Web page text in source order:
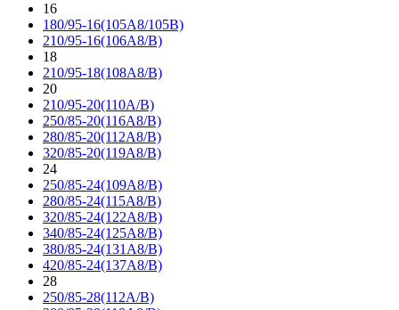
16
180/95-16(105A8/105B)
210/95-16(106A8/B)
18
210/95-18(108A8/B)
20
210/95-20(110A/B)
250/85-20(116A8/B)
280/85-20(112A8/B)
320/85-20(119A8/B)
24
250/85-24(109A8/B)
280/85-24(115A8/B)
320/85-24(122A8/B)
340/85-24(125A8/B)
380/85-24(131A8/B)
420/85-24(137A8/B)
28
250/85-28(112A/B)